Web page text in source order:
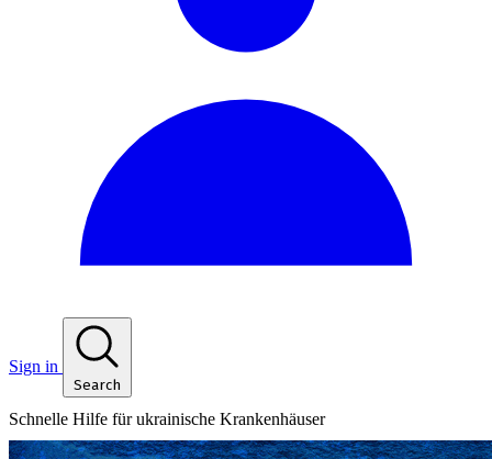
Sign in
Search
Schnelle Hilfe für ukrainische Krankenhäuser